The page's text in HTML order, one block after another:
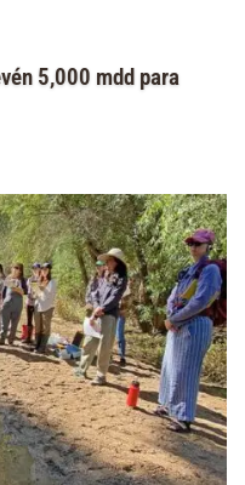
5,000 mdd para